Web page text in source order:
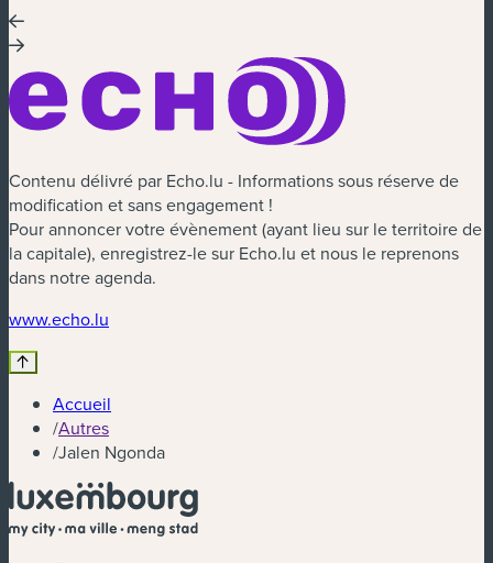
Contenu délivré par Echo.lu - Informations sous réserve de
modification et sans engagement !
Pour annoncer votre évènement (ayant lieu sur le territoire de
la capitale), enregistrez-le sur Echo.lu et nous le reprenons
dans notre agenda.
www.echo.lu
Accueil
/Autres
/Jalen Ngonda